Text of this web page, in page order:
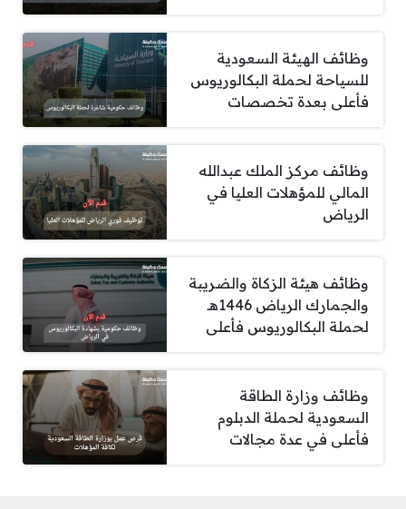
وظائف الهيئة السعودية
للسياحة لحملة البكالوريوس
فأعلى بعدة تخصصات
وظائف مركز الملك عبدالله
المالي للمؤهلات العليا في
الرياض
وظائف هيئة الزكاة والضريبة
والجمارك الرياض 1446هـ
لحملة البكالوريوس فأعلى
وظائف وزارة الطاقة
السعودية لحملة الدبلوم
فأعلى في عدة مجالات